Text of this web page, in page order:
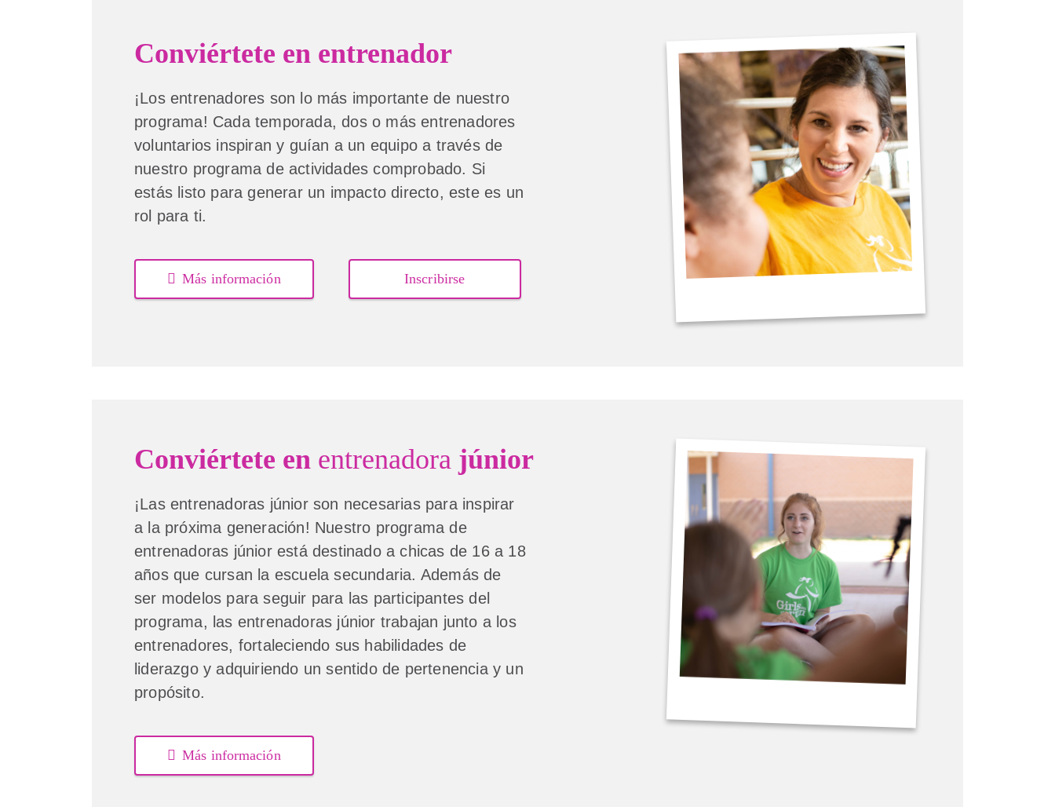
Conviértete en entrenador
¡Los entrenadores son lo más importante de nuestro
programa! Cada temporada, dos o más entrenadores
voluntarios inspiran y guían a un equipo a través de
nuestro programa de actividades comprobado. Si
estás listo para generar un impacto directo, este es un
rol para ti.
Más información Inscribirse
Conviértete en entrenadora júnior
¡Las entrenadoras júnior son necesarias para inspirar
a la próxima generación! Nuestro programa de
entrenadoras júnior está destinado a chicas de 16 a 18
años que cursan la escuela secundaria. Además de
ser modelos para seguir para las participantes del
programa, las entrenadoras júnior trabajan junto a los
entrenadores, fortaleciendo sus habilidades de
liderazgo y adquiriendo un sentido de pertenencia y un
propósito.
Más información